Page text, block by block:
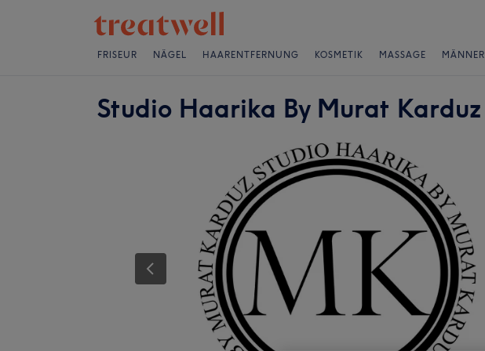
FRISEUR NÄGEL HAARENTFERNUNG KOSMETIK MASSAGE MÄNNER
Studio Haarika By Murat Karduz